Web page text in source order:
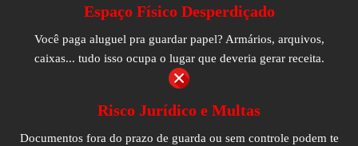
Espaço Físico Desperdiçado
Você paga aluguel pra guardar papel? Armários, arquivos,
caixas... tudo isso ocupa o lugar que deveria gerar receita.
Risco Jurídico e Multas
Documentos fora do prazo de guarda ou sem controle podem te